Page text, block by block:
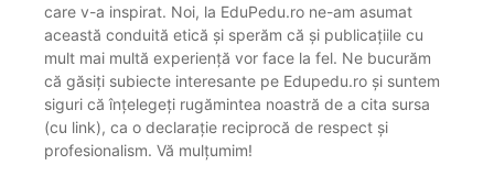
care v-a inspirat. Noi, la EduPedu.ro ne-am asumat
această conduită etică și sperăm că și publicațiile cu
mult mai multă experiență vor face la fel. Ne bucurăm
că găsiți subiecte interesante pe Edupedu.ro și suntem
siguri că înțelegeți rugămintea noastră de a cita sursa
(cu link), ca o declarație reciprocă de respect și
profesionalism. Vă mulțumim!